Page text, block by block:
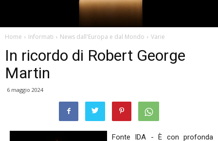
Home Informati News dall'Europa e dal Mondo Varie
In ricordo di Robert George
Martin
6 maggio 2024
Fonte IDA - È con profonda